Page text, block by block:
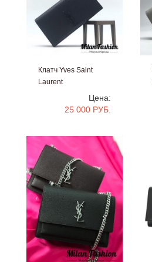
Клатч Yves Saint
Laurent
Цена:
25 000 РУБ.